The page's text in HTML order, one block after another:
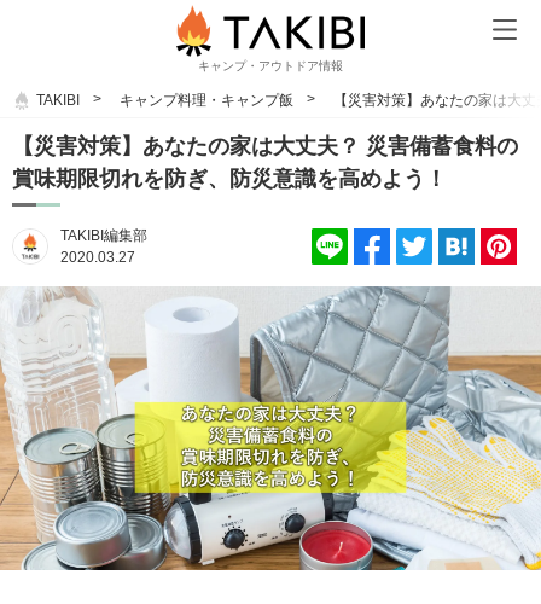
キャンプ・アウトドア情報
TAKIBI キャンプ料理・キャンプ飯 【災害対策】あなたの家は大
【災害対策】あなたの家は大丈夫？ 災害備蓄食料の
賞味期限切れを防ぎ、防災意識を高めよう！
TAKIBI編集部
2020.03.27